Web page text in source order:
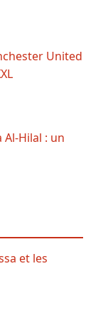
United
Hilal : un
et les